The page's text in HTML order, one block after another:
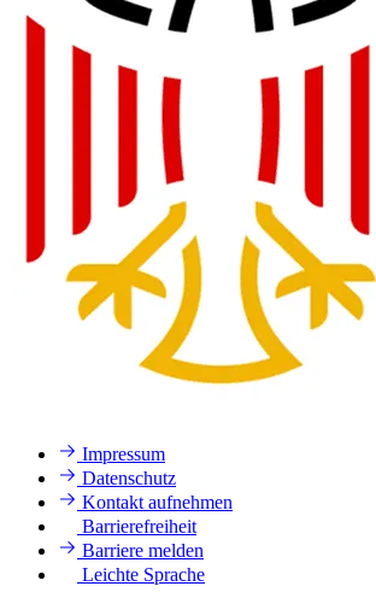
Impressum
Datenschutz
Kontakt aufnehmen
Barrierefreiheit
Barriere melden
Leichte Sprache